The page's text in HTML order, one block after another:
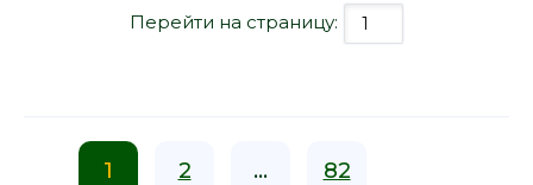
Перейти на страницу:
1 2 ... 82